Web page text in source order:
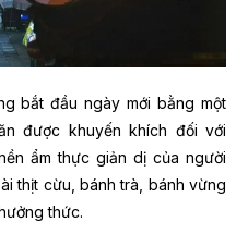
bắt đầu ngày mới bằng một
được khuyến khích đối với
ẩm thực giản dị của người
thịt cừu, bánh trà, bánh vừng
thức.